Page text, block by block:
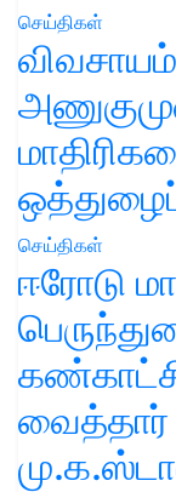
செய்திகள்
செய்திகள்
ஈரோடு
வைத்தார்